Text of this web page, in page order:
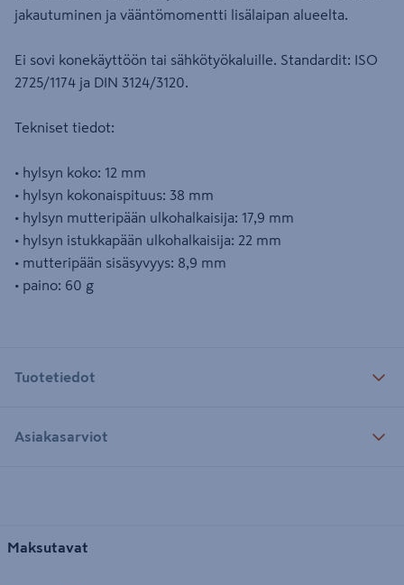
jakautuminen ja vääntömomentti lisälaipan alueelta.
Ei sovi konekäyttöön tai sähkötyökaluille. Standardit: ISO
2725/1174 ja DIN 3124/3120.
Tekniset tiedot:
• hylsyn koko: 12 mm
• hylsyn kokonaispituus: 38 mm
• hylsyn mutteripään ulkohalkaisija: 17,9 mm
• hylsyn istukkapään ulkohalkaisija: 22 mm
• mutteripään sisäsyvyys: 8,9 mm
• paino: 60 g
Tuotetiedot
Asiakasarviot
Maksutavat